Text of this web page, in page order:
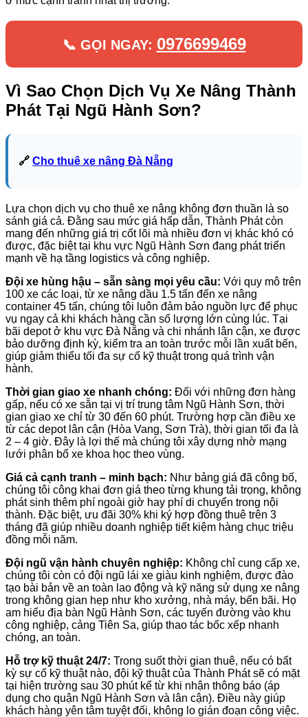
📞 GỌI NGAY: 0976699469
Vì Sao Chọn Dịch Vụ Xe Nâng Thành
Phát Tại Ngũ Hành Sơn?
🔗 Cho thuê xe nâng Đà Nẵng
Lựa chọn dịch vụ cho thuê xe nâng không đơn thuần là so
sánh giá cả. Đằng sau mức giá hấp dẫn, Thành Phát còn
mang đến những giá trị cốt lõi mà nhiều đơn vị khác khó có
được, đặc biệt tại khu vực Ngũ Hành Sơn đang phát triển
mạnh về hạ tầng logistics và công nghiệp.
Đội xe hùng hậu – sẵn sàng mọi yêu cầu: Với quy mô trên
100 xe các loại, từ xe nâng dầu 1.5 tấn đến xe nâng
container 45 tấn, chúng tôi luôn đảm bảo nguồn lực để phục
vụ ngay cả khi khách hàng cần số lượng lớn cùng lúc. Tại
bãi depot ở khu vực Đà Nẵng và chi nhánh lân cận, xe được
bảo dưỡng định kỳ, kiểm tra an toàn trước mỗi lần xuất bến,
giúp giảm thiểu tối đa sự cố kỹ thuật trong quá trình vận
hành.
Thời gian giao xe nhanh chóng: Đối với những đơn hàng
gấp, nếu có xe sẵn tại vị trí trung tâm Ngũ Hành Sơn, thời
gian giao xe chỉ từ 30 đến 60 phút. Trường hợp cần điều xe
từ các depot lân cận (Hòa Vang, Sơn Trà), thời gian tối đa là
2 – 4 giờ. Đây là lợi thế mà chúng tôi xây dựng nhờ mạng
lưới phân bổ xe khoa học theo vùng.
Giá cả cạnh tranh – minh bạch: Như bảng giá đã công bố,
chúng tôi công khai đơn giá theo từng khung tải trọng, không
phát sinh thêm phí ngoài giờ hay phí di chuyển trong nội
thành. Đặc biệt, ưu đãi 30% khi ký hợp đồng thuê trên 3
tháng đã giúp nhiều doanh nghiệp tiết kiệm hàng chục triệu
đồng mỗi năm.
Đội ngũ vận hành chuyên nghiệp: Không chỉ cung cấp xe,
chúng tôi còn có đội ngũ lái xe giàu kinh nghiệm, được đào
tạo bài bản về an toàn lao động và kỹ năng sử dụng xe nâng
trong không gian hẹp như kho xưởng, nhà máy, bến bãi. Họ
am hiểu địa bàn Ngũ Hành Sơn, các tuyến đường vào khu
công nghiệp, cảng Tiên Sa, giúp thao tác bốc xếp nhanh
chóng, an toàn.
Hỗ trợ kỹ thuật 24/7: Trong suốt thời gian thuê, nếu có bất
kỳ sự cố kỹ thuật nào, đội kỹ thuật của Thành Phát sẽ có mặt
tại hiện trường sau 30 phút kể từ khi nhận thông báo (áp
dụng cho quận Ngũ Hành Sơn và lân cận). Điều này giúp
khách hàng yên tâm tuyệt đối, không lo gián đoạn công việc.